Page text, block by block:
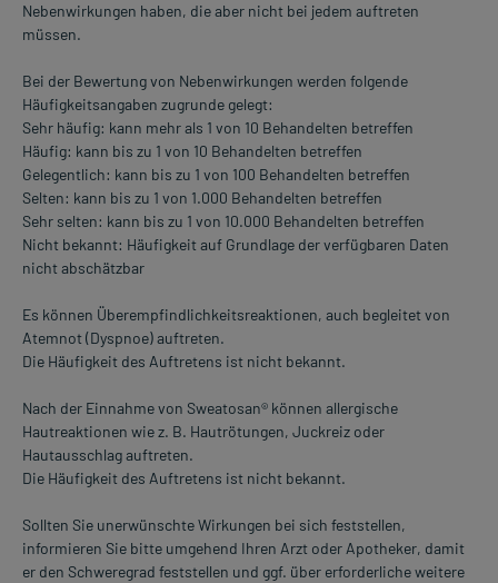
Nebenwirkungen haben, die aber nicht bei jedem auftreten
müssen.
Bei der Bewertung von Nebenwirkungen werden folgende
Häufigkeitsangaben zugrunde gelegt:
Sehr häufig: kann mehr als 1 von 10 Behandelten betreffen
Häufig: kann bis zu 1 von 10 Behandelten betreffen
Gelegentlich: kann bis zu 1 von 100 Behandelten betreffen
Selten: kann bis zu 1 von 1.000 Behandelten betreffen
Sehr selten: kann bis zu 1 von 10.000 Behandelten betreffen
Nicht bekannt: Häufigkeit auf Grundlage der verfügbaren Daten
nicht abschätzbar
Es können Überempfindlichkeitsreaktionen, auch begleitet von
Atemnot (Dyspnoe) auftreten.
Die Häufigkeit des Auftretens ist nicht bekannt.
Nach der Einnahme von Sweatosan® können allergische
Hautreaktionen wie z. B. Hautrötungen, Juckreiz oder
Hautausschlag auftreten.
Die Häufigkeit des Auftretens ist nicht bekannt.
Sollten Sie unerwünschte Wirkungen bei sich feststellen,
informieren Sie bitte umgehend Ihren Arzt oder Apotheker, damit
er den Schweregrad feststellen und ggf. über erforderliche weitere